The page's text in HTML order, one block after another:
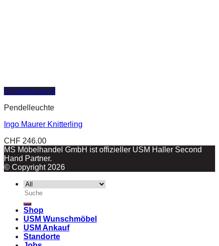
Schnellansicht
Pendelleuchte
Ingo Maurer Knitterling
CHF 246.00
MS Möbelhandel GmbH ist offizieller USM Haller Second
Hand Partner.
© Copyright 2026
Suche
nach:
Shop
USM Wunschmöbel
USM Ankauf
Standorte